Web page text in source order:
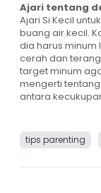
Ajari tentang
Ajari Si Kecil
buang air kecil.
dia harus minum
cerah dan
target minum
mengerti
antara
tips parenting